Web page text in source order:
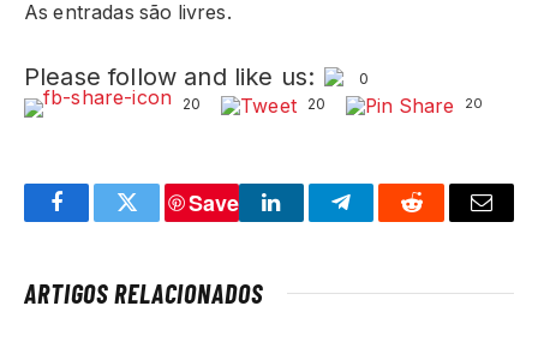
As entradas são livres.
Please follow and like us:
0
20
20 20
FacebookTwitter
Save
LinkedInTelegramReddit Email
ARTIGOS RELACIONADOS